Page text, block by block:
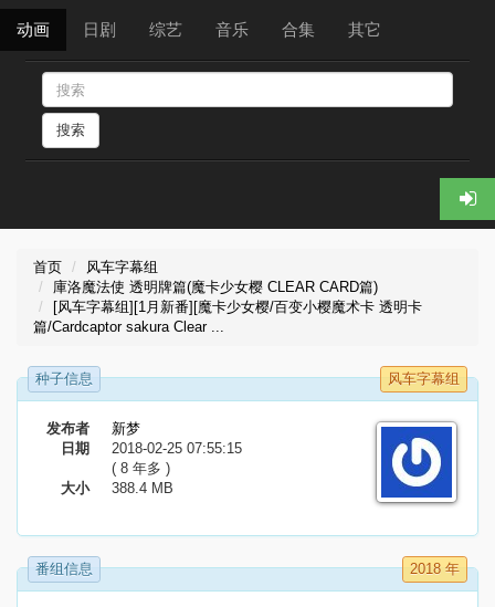
动画 日剧 综艺 音乐 合集 其它
搜索
首页
风车字幕组
庫洛魔法使 透明牌篇(魔卡少女樱 CLEAR CARD篇)
[风车字幕组][1月新番][魔卡少女樱/百变小樱魔术卡 透明卡
篇/Cardcaptor sakura Clear ...
种子信息 风车字幕组
发布者
新梦
日期
2018-02-25 07:55:15
( 8 年多 )
大小
388.4 MB
番组信息 2018 年